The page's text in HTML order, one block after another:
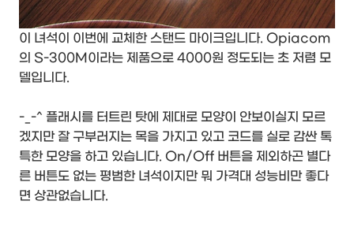
이 녀석이 이번에 교체한 스탠드 마이크입니다. Opiacom
의 S-300M이라는 제품으로 4000원 정도되는 초 저렴 모
델입니다.
-_-^ 플래시를 터트린 탓에 제대로 모양이 안보이실지 모르
겠지만 잘 구부러지는 목을 가지고 있고 코드를 실로 감싼 톡
특한 모양을 하고 있습니다. On/Off 버튼을 제외하곤 별다
른 버튼도 없는 평범한 녀석이지만 뭐 가격대 성능비만 좋다
면 상관없습니다.